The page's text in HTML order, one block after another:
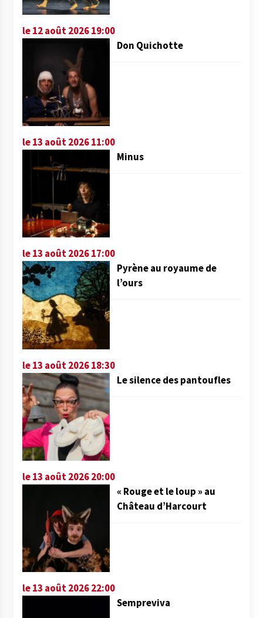
le 12 août 2026 19:00
Don Quichotte
le 13 août 2026 11:00
Minus
le 13 août 2026 17:00
Pyrène au royaume de
l’ours
le 13 août 2026 18:30
Le silence des pantoufles
le 13 août 2026 20:00
« Rouge et le loup » au
Château d’Harcourt
le 13 août 2026 22:00
Sempreviva